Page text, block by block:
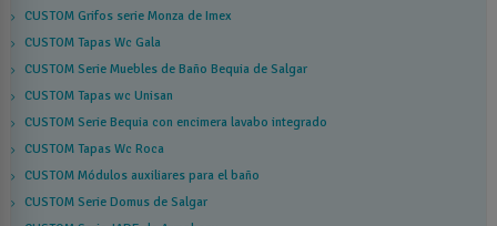
CUSTOM Grifos serie Monza de Imex
CUSTOM Tapas Wc Gala
CUSTOM Serie Muebles de Baño Bequia de Salgar
CUSTOM Tapas wc Unisan
CUSTOM Serie Bequia con encimera lavabo integrado
CUSTOM Tapas Wc Roca
CUSTOM Módulos auxiliares para el baño
CUSTOM Serie Domus de Salgar